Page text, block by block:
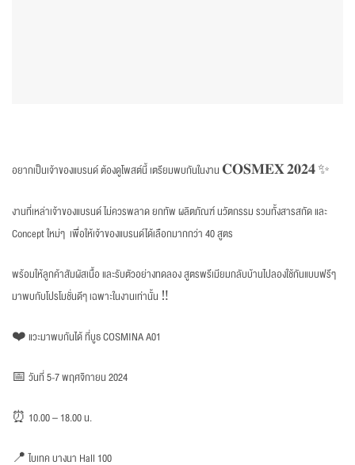
อยากเป็นเจ้าของแบรนด์ ต้องดูโพสต์นี้ เตรียมพบกันในงาน 𝐂𝐎𝐒𝐌𝐄𝐗 𝟐𝟎𝟐𝟒 ✨
งานที่เหล่าเจ้าของแบรนด์ ไม่ควรพลาด ยกทัพ ผลิตภัณฑ์ นวัตกรรม รวมทั้งสารสกัด และ
Concept ใหม่ๆ เพื่อให้เจ้าของแบรนด์ได้เลือกมากกว่า 40 สูตร
พร้อมให้ลูกค้าสัมผัสเนื้อ และรับตัวอย่างทดลอง สูตรพรีเมียมกลับบ้านไปลองใช้กันแบบฟรีๆ
มาพบกับโปรโมชั่นดีๆ เฉพาะในงานเท่านั้น ‼️
❤️ แวะมาพบกันได้ ที่บูธ COSMINA A01
📅 วันที่ 5-7 พฤศจิกายน 2024
⏰ 10.00 – 18.00 น.
📍 ไบเทค บางนา Hall 100